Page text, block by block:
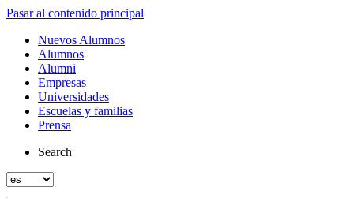
Pasar al contenido principal
Nuevos Alumnos
Alumnos
Alumni
Empresas
Universidades
Escuelas y familias
Prensa
Search